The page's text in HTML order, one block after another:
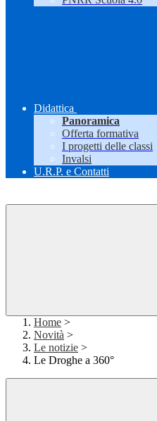
Didattica
Panoramica
Offerta formativa
I progetti delle classi
Invalsi
U.R.P. e Contatti
Home >
Novità >
Le notizie >
Le Droghe a 360°